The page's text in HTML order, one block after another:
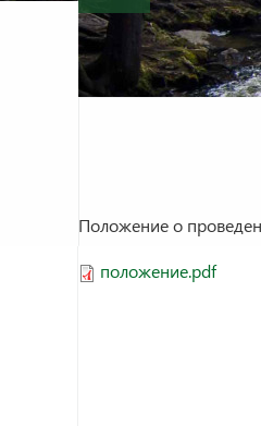
Положение о
положение.pdf